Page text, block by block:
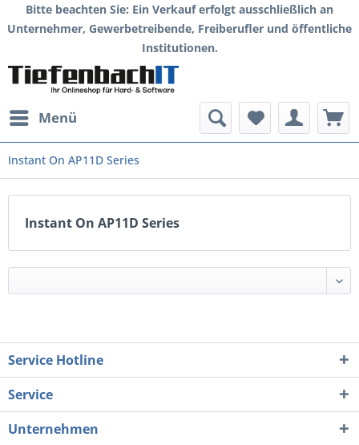
Bitte beachten Sie: Ein Verkauf erfolgt ausschließlich an
Unternehmer, Gewerbetreibende, Freiberufler und öffentliche
Institutionen.
Menü
Instant On AP11D Series
Instant On AP11D Series
Service Hotline
Service
Unternehmen